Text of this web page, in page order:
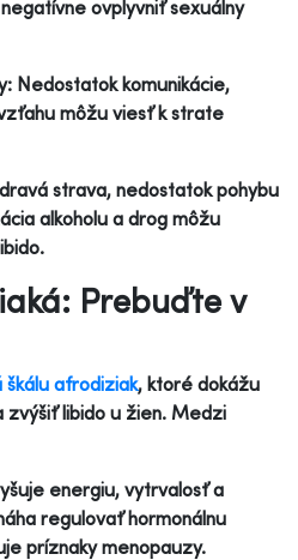
ovplyvniť sexuálny
Nedostatok komunikácie,
môžu viesť k strate
strava, nedostatok pohybu
alkoholu a drog môžu
Prebuďte v
škálu afrodiziak, ktoré dokážu
libido u žien. Medzi
energiu, vytrvalosť a
regulovať hormonálnu
príznaky menopauzy.